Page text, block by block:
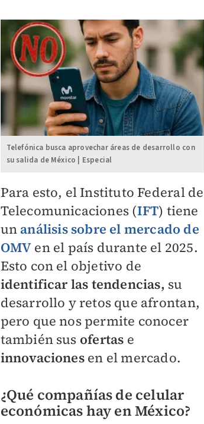
Telefónica busca aprovechar áreas de desarrollo con
su salida de México | Especial
Para esto, el Instituto Federal de
Telecomunicaciones (IFT) tiene
un análisis sobre el mercado de
OMV en el país durante el 2025.
Esto con el objetivo de
identificar las tendencias, su
desarrollo y retos que afrontan,
pero que nos permite conocer
también sus ofertas e
innovaciones en el mercado.
¿Qué compañías de celular
económicas hay en México?